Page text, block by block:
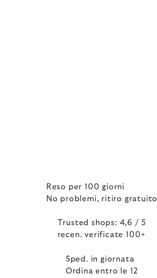
Reso per 100 giorni
No problemi, ritiro gratuito
Trusted shops: 4,6 / 5
recen. verificate 100+
Sped. in giornata
Ordina entro le 12